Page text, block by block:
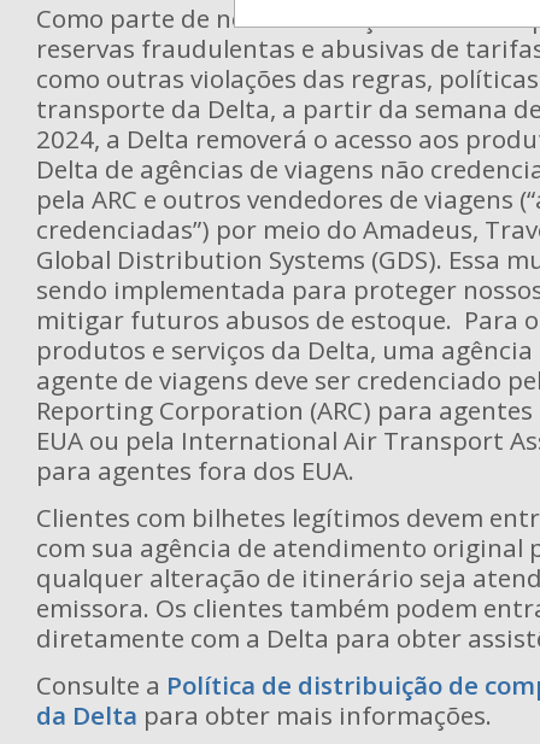
Como parte de nossos esforços
reservas fraudulentas e abusivas de
como outras violações das regras,
transporte da Delta, a partir da semana
2024, a Delta removerá o acesso aos
Delta de agências de viagens não
pela ARC e outros vendedores de viagens
credenciadas”) por meio do Amadeus,
Global Distribution Systems (GDS). Essa
sendo implementada para proteger
mitigar futuros abusos de estoque. Para
produtos e serviços da Delta, uma
agente de viagens deve ser credenciado
Reporting Corporation (ARC) para
EUA ou pela International Air Transport
para agentes fora dos EUA.
Clientes com bilhetes legítimos devem
com sua agência de atendimento original
qualquer alteração de itinerário seja
emissora. Os clientes também podem
diretamente com a Delta para obter
Consulte a Política de distribuição de
da Delta para obter mais informações.